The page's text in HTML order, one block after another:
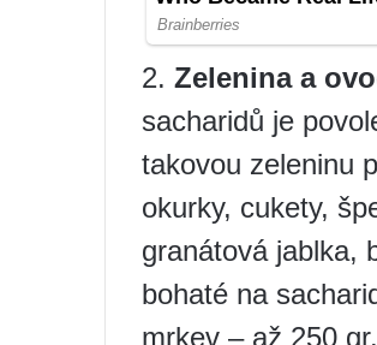
2. Zelenina a
sacharidů je
takovou zeleninu
okurky, cukety,
granátová jablka,
bohaté na
mrkev – až 250